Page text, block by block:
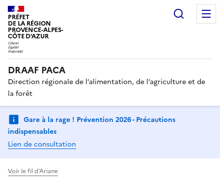
PRÉFET
DE LA RÉGION
PROVENCE-ALPES-
CÔTE D'AZUR
DRAAF PACA
Direction régionale de l’alimentation, de l’agriculture et de
la forêt
Gare à la rage ! Prévention 2026 - Précautions
indispensables
Lien de consultation
Voir le fil d'Ariane